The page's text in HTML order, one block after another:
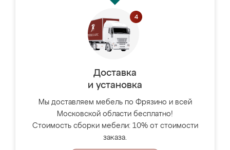
Доставка
и установка
Мы доставляем мебель по Фрязино и всей
Московской области бесплатно!
Стоимость сборки мебели: 10% от стоимости
заказа.